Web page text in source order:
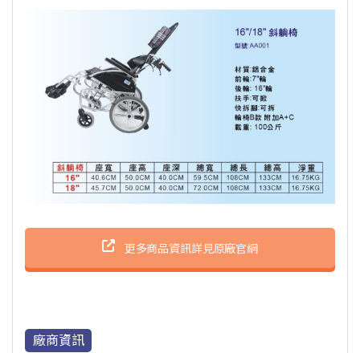
更多商品資訊詳見原廠官網
廠商資訊